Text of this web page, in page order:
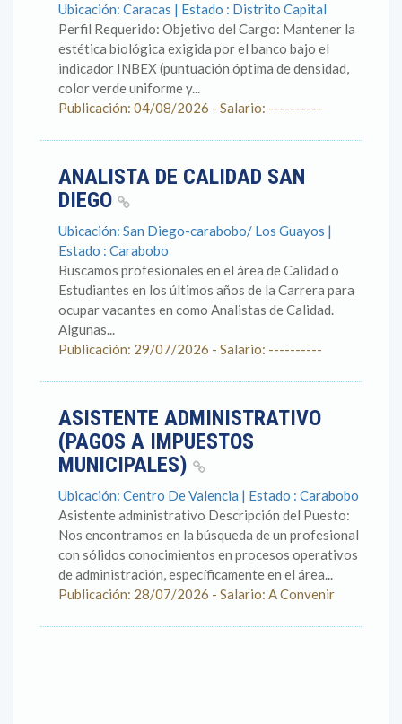
Ubicación: Caracas | Estado : Distrito Capital
Perfil Requerido: Objetivo del Cargo: Mantener la
estética biológica exigida por el banco bajo el
indicador INBEX (puntuación óptima de densidad,
color verde uniforme y...
Publicación: 04/08/2026 - Salario: ----------
ANALISTA DE CALIDAD SAN
DIEGO
Ubicación: San Diego-carabobo/ Los Guayos |
Estado : Carabobo
Buscamos profesionales en el área de Calidad o
Estudiantes en los últimos años de la Carrera para
ocupar vacantes en como Analistas de Calidad.
Algunas...
Publicación: 29/07/2026 - Salario: ----------
ASISTENTE ADMINISTRATIVO
(PAGOS A IMPUESTOS
MUNICIPALES)
Ubicación: Centro De Valencia | Estado : Carabobo
Asistente administrativo Descripción del Puesto:
Nos encontramos en la búsqueda de un profesional
con sólidos conocimientos en procesos operativos
de administración, específicamente en el área...
Publicación: 28/07/2026 - Salario: A Convenir